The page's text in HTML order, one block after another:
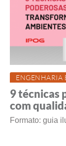
ENGENHARIA
9 técnicas
com
Formato: guia